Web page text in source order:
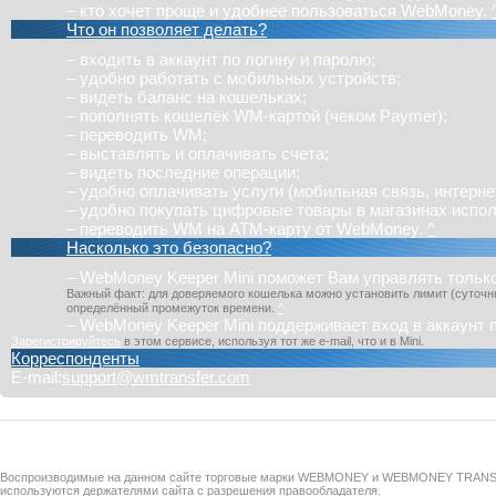
– кто хочет проще и удобнее пользоваться WebMoney.
Что он позволяет делать?
– входить в аккаунт по логину и паролю;
– удобно работать с мобильных устройств;
– видеть баланс на кошельках;
– пополнять кошелёк WM-картой (чеком Paymer);
– переводить WM;
– выставлять и оплачивать счета;
– видеть последние операции;
– удобно оплачивать услуги (мобильная связь,
– удобно покупать цифровые товары в магазинах
– переводить WM на ATM-карту от WebMoney. ^
Насколько это безопасно?
– WebMoney Keeper Mini поможет Вам управлять
Важный факт: для доверяемого кошелька можно установить лимит
определённый промежуток времени. ^
– WebMoney Keeper Mini поддерживает вход в
Зарегистрируйтесь в этом сервисе, используя тот же e-mail, что и в Mini
Корреспонденты
E-mail:support@wmtransfer.com
Воспроизводимые на данном сайте торговые марки WEBMONEY и WEBMONEY
используются держателями сайта с разрешения правообладателя.